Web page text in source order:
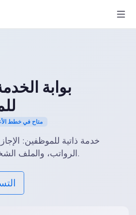
بوابة
متاح في خطط
خدمة ذاتية للموظفين:
الرواتب، والملف الشخصي في بوابة واحدة.